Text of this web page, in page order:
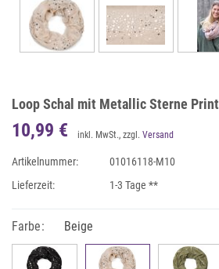
Loop Schal mit Metallic Sterne Print
10,99 € inkl. MwSt., zzgl. Versand
Artikelnummer:
01016118-M10
Lieferzeit:
1-3 Tage **
Farbe: Beige